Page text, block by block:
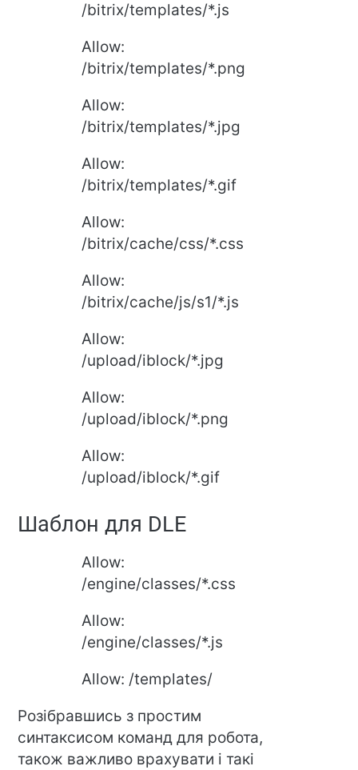
/bitrix/templates/*.js
Allow:
/bitrix/templates/*.png
Allow:
/bitrix/templates/*.jpg
Allow:
/bitrix/templates/*.gif
Allow:
/bitrix/cache/css/*.css
Allow:
/bitrix/cache/js/s1/*.js
Allow:
/upload/iblock/*.jpg
Allow:
/upload/iblock/*.png
Allow:
/upload/iblock/*.gif
Шаблон для DLE
Allow:
/engine/classes/*.css
Allow:
/engine/classes/*.js
Allow: /templates/
Розібравшись з простим
синтаксисом команд для робота,
також важливо врахувати і такі